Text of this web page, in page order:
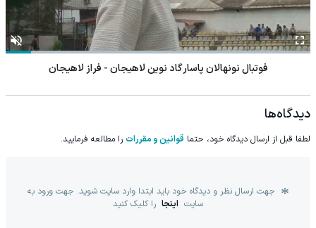
فوتبال نونهالان پاسارگاد نوین لاهیجان - فراز لاهیجان
دیدگاه‌ها
لطفا قبل از ارسال دیدگاه خود، حتما قوانین و مقررات را مطالعه فرمایید.
جهت ارسال نظر و دیدگاه خود باید ابتدا وارد سایت شوید. جهت ورود به
سایت اینجا را کلیک کنید